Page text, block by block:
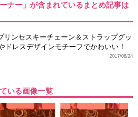
ナー」が含まれているまとめ記事は
リンセスキーチェーン＆ストラップグッ
ドレスデザインモチーフでかわいい！
2017/08/24
いる画像一覧